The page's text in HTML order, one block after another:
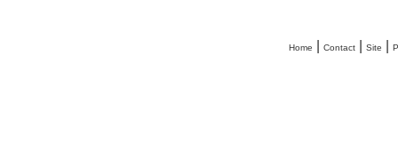
Home Contact| Site